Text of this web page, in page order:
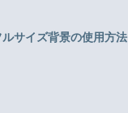
サイズ背景の使用方法